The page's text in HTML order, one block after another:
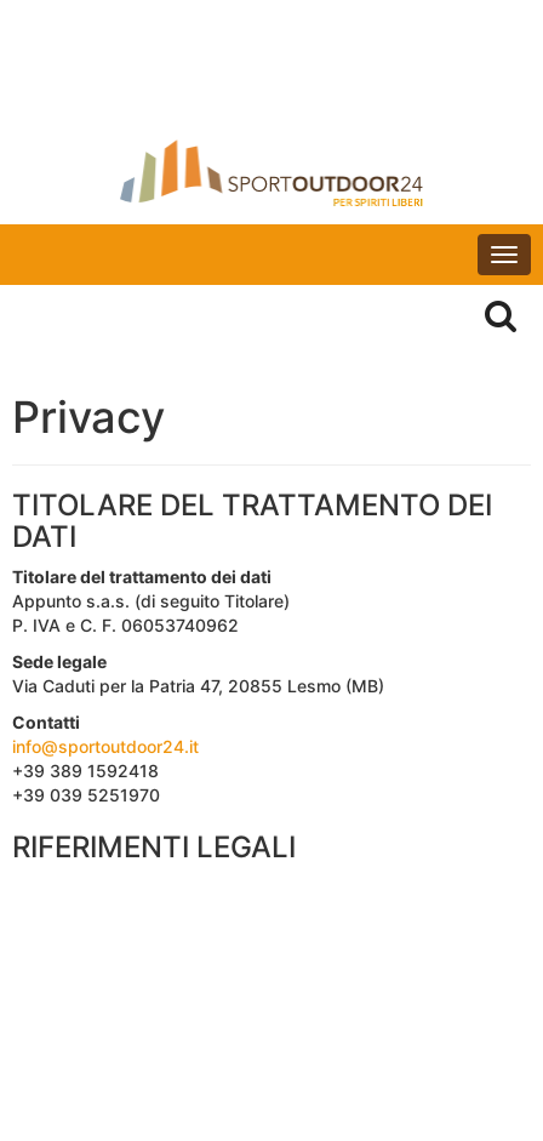
Privacy
TITOLARE DEL TRATTAMENTO DEI
DATI
Titolare del trattamento dei dati
Appunto s.a.s. (di seguito Titolare)
P. IVA e C. F. 06053740962
Sede legale
Via Caduti per la Patria 47, 20855 Lesmo (MB)
Contatti
info@sportoutdoor24.it
+39 389 1592418
+39 039 5251970
RIFERIMENTI LEGALI